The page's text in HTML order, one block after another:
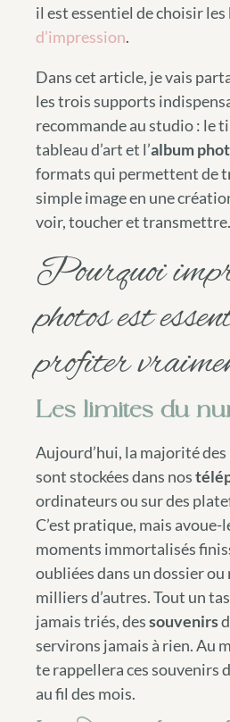
il est essentiel de choisir
d’impression.
Dans cet article, je vais
les trois supports
recommande au studio : le
tableau d’art et l’album
formats qui permettent de
simple image en une
voir, toucher et transmettre.
Pourquoi
photos est
profiter
Les limites du
Aujourd’hui, la majorité
sont stockées dans nos
ordinateurs ou sur des
C’est pratique, mais avoue-
moments immortalisés
oubliées dans un dossier ou
milliers d’autres. Tout un
jamais triés, dessouvenirs
servirons jamais à rien. Au
te rappellera ces souvenirs
au fil des mois.